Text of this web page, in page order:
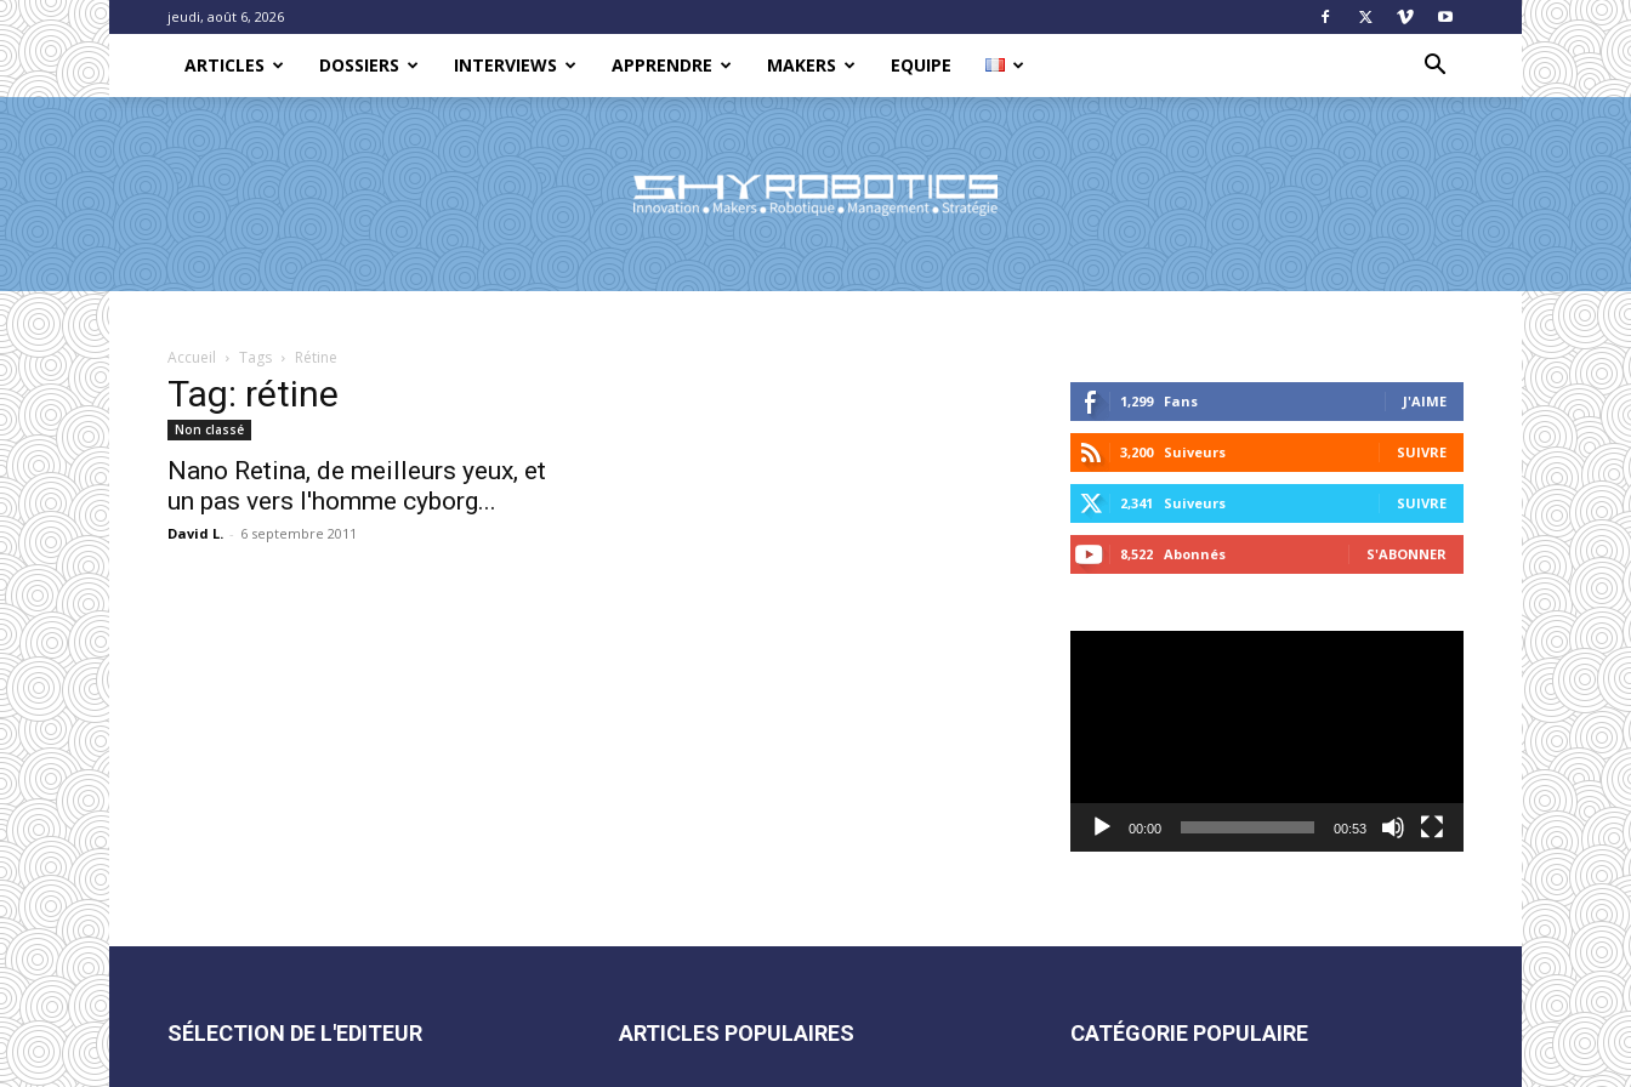
jeudi, août 6, 2026
ARTICLES DOSSIERS INTERVIEWS APPRENDRE MAKERS EQUIPE
Accueil Tags Rétine
Tag: rétine
Non classé
Nano Retina, de meilleurs yeux, et
un pas vers l'homme cyborg...
David L. - 6 septembre 2011
1,299 Fans J'AIME
3,200 Suiveurs SUIVRE
2,341 Suiveurs SUIVRE
8,522 Abonnés S'ABONNER
00:00 00:53
SÉLECTION DE L'EDITEUR ARTICLES POPULAIRES CATÉGORIE POPULAIRE